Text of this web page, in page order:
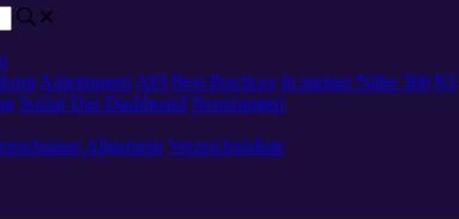
Anleitungen API Best Practices In meiner Nähe 360 KI
Sozial Das Dashboard Neuerungen
Allgemein Verzeichnisliste